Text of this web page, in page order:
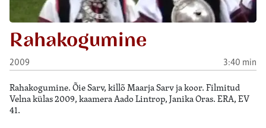
Rahakogumine
2009 3:40 min
Rahakogumine. Õie Sarv, killõ Maarja Sarv ja koor. Filmitud
Velna külas 2009, kaamera Aado Lintrop, Janika Oras. ERA, EV
41.